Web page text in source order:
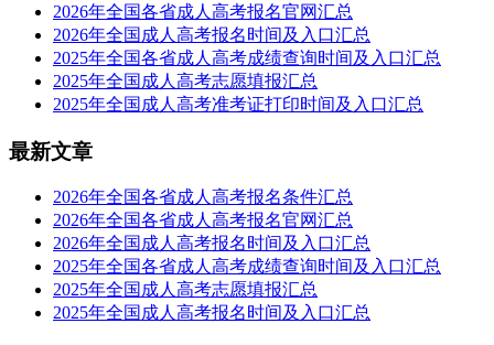
2026年全国各省成人高考报名官网汇总
2026年全国成人高考报名时间及入口汇总
2025年全国各省成人高考成绩查询时间及入口汇总
2025年全国成人高考志愿填报汇总
2025年全国成人高考准考证打印时间及入口汇总
最新文章
2026年全国各省成人高考报名条件汇总
2026年全国各省成人高考报名官网汇总
2026年全国成人高考报名时间及入口汇总
2025年全国各省成人高考成绩查询时间及入口汇总
2025年全国成人高考志愿填报汇总
2025年全国成人高考报名时间及入口汇总